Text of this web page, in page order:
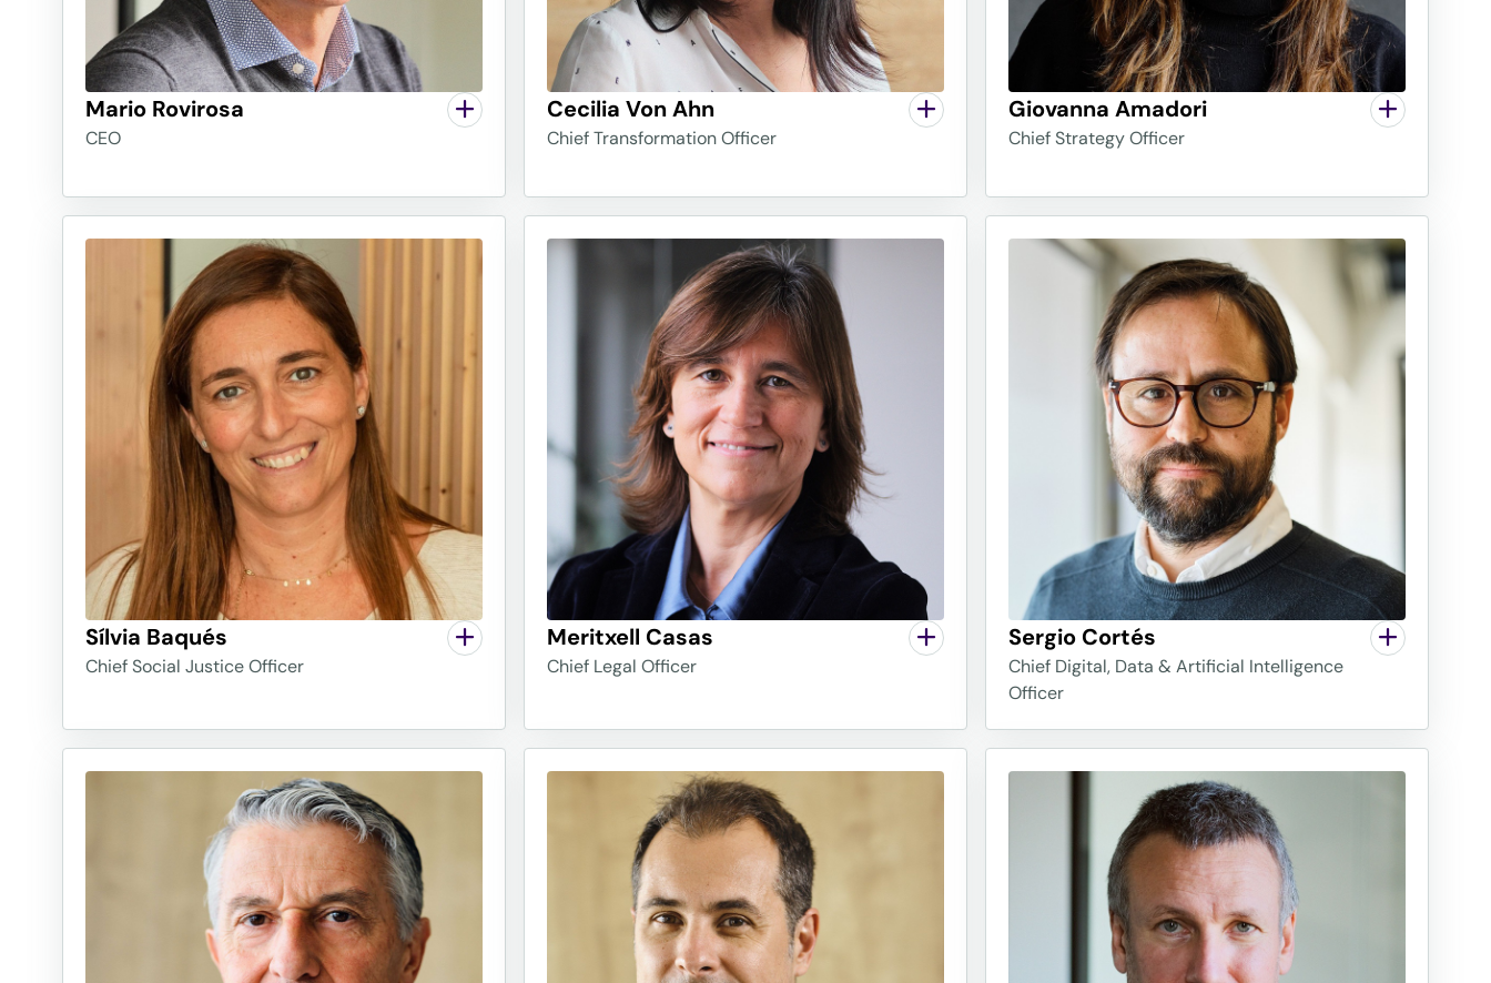
Sergi Ferrer-Salat
President
Llicenciat en Ciències Econòmiques i Empresarials per la Universitat de
Barcelona, és president de Ferrer des de 1998. Entre les seves activitats,
destaca la Fundació de Música Ferrer-Salat que, des de 1982, es manté
fidel al seu compromís d' empoderar les persones, principalment aquelles
en situació de risc d' exclusió social, a través de la música. També ha estat
molt actiu durant molts anys col·laborant amb ONGs com WWF,
Greenpeace i Médicins Sans Frontières (Metges sense Fronteres)
"A Ferrer, som molt conscients que la nostra activitat empresarial
està fonamentada sobre sistemes globals d'explotació i espoli que es
remunten a segles enrere i que han creat un grau de desigualtat i
injustícia extrem, totalment insostenible i immoral. Ens neguem a
acceptar aquesta realitat com a inevitable, i fruit d'això neix el nostre
deure ètic de socialitzar tots els recursos no reinvertits en la
companyia, complint així amb la nostra part en la construcció d'un
món més just."
Mario Rovirosa
CEO
Cecilia Von Ahn
Chief Transformation Officer
Giovanna Amadori
Chief Strategy Officer
Sílvia Baqués
Chief Social Justice Officer
Meritxell Casas
Chief Legal Officer
Sergio Cortés
Chief Digital, Data & Artificial Intelligence
Officer